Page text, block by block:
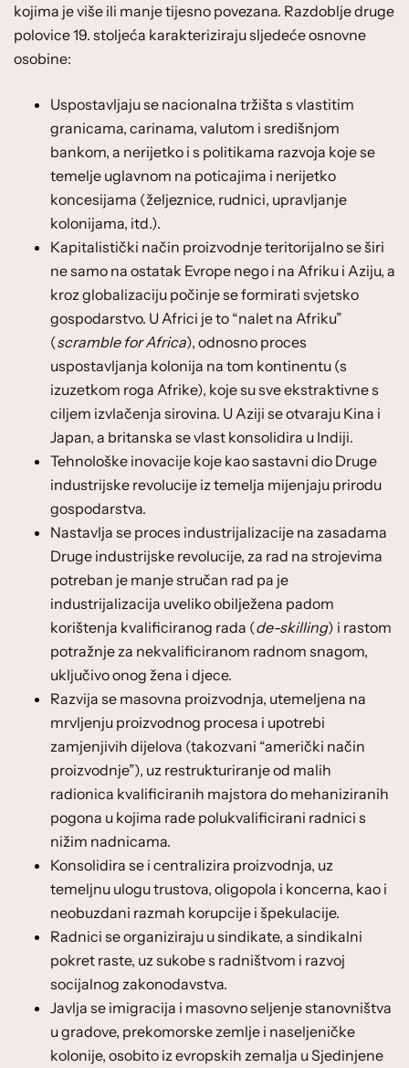
kojima je više ili manje tijesno povezana. Razdoblje druge
polovice 19. stoljeća karakteriziraju sljedeće osnovne
osobine:
Uspostavljaju se nacionalna tržišta s vlastitim
granicama, carinama, valutom i središnjom
bankom, a nerijetko i s politikama razvoja koje se
temelje uglavnom na poticajima i nerijetko
koncesijama (željeznice, rudnici, upravljanje
kolonijama, itd.).
Kapitalistički način proizvodnje teritorijalno se širi
ne samo na ostatak Evrope nego i na Afriku i Aziju, a
kroz globalizaciju počinje se formirati svjetsko
gospodarstvo. U Africi je to “nalet na Afriku”
(scramble for Africa), odnosno proces
uspostavljanja kolonija na tom kontinentu (s
izuzetkom roga Afrike), koje su sve ekstraktivne s
ciljem izvlačenja sirovina. U Aziji se otvaraju Kina i
Japan, a britanska se vlast konsolidira u Indiji.
Tehnološke inovacije koje kao sastavni dio Druge
industrijske revolucije iz temelja mijenjaju prirodu
gospodarstva.
Nastavlja se proces industrijalizacije na zasadama
Druge industrijske revolucije, za rad na strojevima
potreban je manje stručan rad pa je
industrijalizacija uveliko obilježena padom
korištenja kvalificiranog rada (de-skilling) i rastom
potražnje za nekvalificiranom radnom snagom,
uključivo onog žena i djece.
Razvija se masovna proizvodnja, utemeljena na
mrvljenju proizvodnog procesa i upotrebi
zamjenjivih dijelova (takozvani “američki način
proizvodnje”), uz restrukturiranje od malih
radionica kvalificiranih majstora do mehaniziranih
pogona u kojima rade polukvalificirani radnici s
nižim nadnicama.
Konsolidira se i centralizira proizvodnja, uz
temeljnu ulogu trustova, oligopola i koncerna, kao i
neobuzdani razmah korupcije i špekulacije.
Radnici se organiziraju u sindikate, a sindikalni
pokret raste, uz sukobe s radništvom i razvoj
socijalnog zakonodavstva.
Javlja se imigracija i masovno seljenje stanovništva
u gradove, prekomorske zemlje i naseljeničke
kolonije, osobito iz evropskih zemalja u Sjedinjene